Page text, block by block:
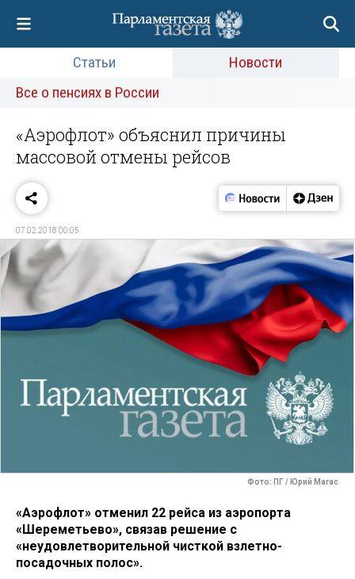
Статьи
Новости
Все о пенсиях в России
«Аэрофлот» объяснил причины
массовой отмены рейсов
07.02.2018 00:05
Фото: ПГ / Юрий Магас
«Аэрофлот» отменил 22 рейса из аэропорта
«Шереметьево», связав решение с
«неудовлетворительной чисткой взлетно-
посадочных полос».